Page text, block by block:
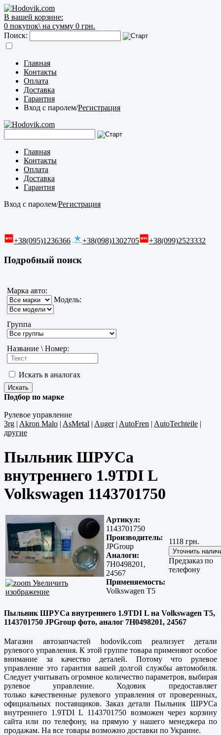
В вашей корзине:
0 покупок\ на сумму 0 грн.
Поиск:
Главная
Контакты
Оплата
Доставка
Гарантия
Вход с паролем/Регистрация
Главная
Контакты
Оплата
Доставка
Гарантия
Вход с паролем/Регистрация
+38(095)1236366 +38(098)1302705 +38(099)2523332
Подробный поиск
Марка авто:
Модель:
Группа
Название \ Номер:
Искать в аналогах
Подбор по марке
Рулевое управление
3rg | Akron Malo | AsMetal | Auger| AutoFren | AutoTechteile |
другие
Пыльник ШРУСа
внутреннего 1.9TDI L
Volkswagen 1143701750
Увеличить
изображение
Артикул:
1143701750
Производитель:
JPGroup
Аналоги:
7H0498201,
24567
Применяемость:
Volkswagen T5
1118 грн.
Предзаказ по
телефону
Пыльник ШРУСа внутреннего 1.9TDI L на Volkswagen T5,
1143701750 JPGroup фото, аналог 7H0498201, 24567
Магазин автозапчастей hodovik.com реализует детали
рулевого управления. К этой группе товара применяют особое
внимание за качество деталей. Потому что рулевое
управление это гарантия вашей долгой службы автомобиля.
Следует учитывать огромное количество параметров, выбирая
рулевое управление. Ходовик предоставляет
толькокачественные рулевого управления от проверенных,
официальных поставщиков. Заказ детали Пыльник ШРУСа
внутреннего 1.9TDI L 1143701750 возможен через корзину
сайта или по телефону, на прямую у нашего менеджера по
продажам. На все товары возможно доставки по Украине.